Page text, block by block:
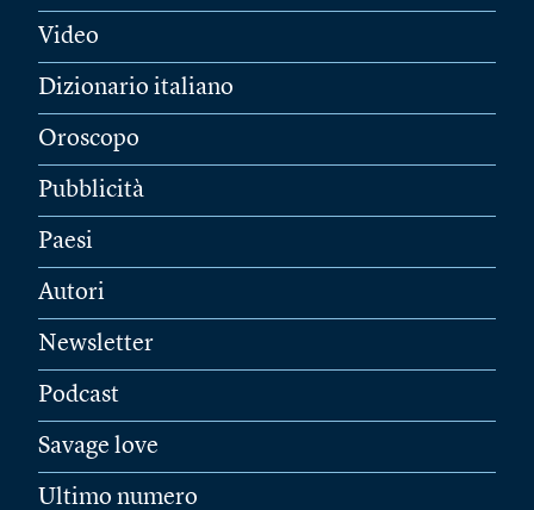
Video
Dizionario italiano
Oroscopo
Pubblicità
Paesi
Autori
Newsletter
Podcast
Savage love
Ultimo numero